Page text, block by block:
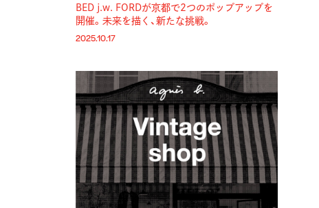
BED j.w. FORDが京都で2つのポップアップを
開催。未来を描く、新たな挑戦。
2025.10.17